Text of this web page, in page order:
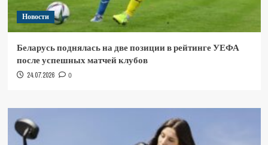
Новости
Беларусь поднялась на две позиции в рейтинге УЕФА
после успешных матчей клубов
24.07.2026 0